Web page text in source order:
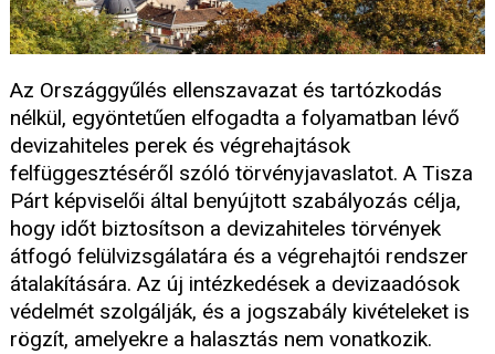
Az Országgyűlés ellenszavazat és tartózkodás
nélkül, egyöntetűen elfogadta a folyamatban lévő
devizahiteles perek és végrehajtások
felfüggesztéséről szóló törvényjavaslatot. A Tisza
Párt képviselői által benyújtott szabályozás célja,
hogy időt biztosítson a devizahiteles törvények
átfogó felülvizsgálatára és a végrehajtói rendszer
átalakítására. Az új intézkedések a devizaadósok
védelmét szolgálják, és a jogszabály kivételeket is
rögzít, amelyekre a halasztás nem vonatkozik.